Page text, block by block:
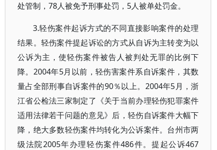
处管制，78人被免予刑事处罚，5人被单处罚金。
3.轻伤案件起诉方式的不同直接影响案件的处理
结果。轻伤案件提起诉讼的方式从自诉为主转变为以
公诉为主，使轻伤案件被告人被判处无罪的比例下
降。2004年5月以前，轻伤害案件系自诉案件，其数
量占全部刑事自诉案件的90％以上。2004年5月，浙
江省公检法三家制定了《关于当前办理轻伤犯罪案件
适用法律若干问题的意见》后，轻伤自诉案件大幅下
降，绝大多数轻伤案件均转化为公诉案件。台州市两
级法院2005年办理轻伤案件486件。提起公诉467